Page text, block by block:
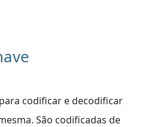
codificar e decodificar
São codificadas de